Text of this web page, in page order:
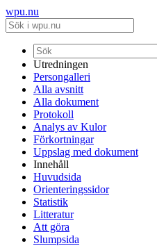
wpu.nu
Utredningen
Persongalleri
Alla avsnitt
Alla dokument
Protokoll
Analys av Kulor
Förkortningar
Uppslag med dokument
Innehåll
Huvudsida
Orienteringssidor
Statistik
Litteratur
Att göra
Slumpsida